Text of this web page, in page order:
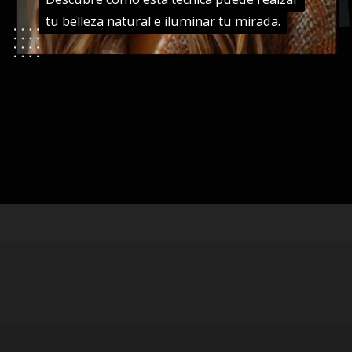
tu belleza natural e iluminar tu mirada.
tu belleza natural e iluminar tu mirada.